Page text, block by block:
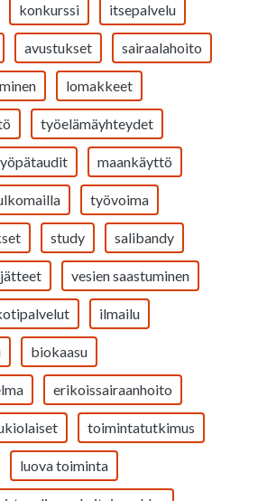
konkurssi itsepalvelu
avustukset sairaalahoito
lomakkeet
työelämäyhteydet
maankäyttö
työvoima
study salibandy
vesien saastuminen
ilmailu
biokaasu
erikoissairaanhoito
toimintatutkimus
luova toiminta